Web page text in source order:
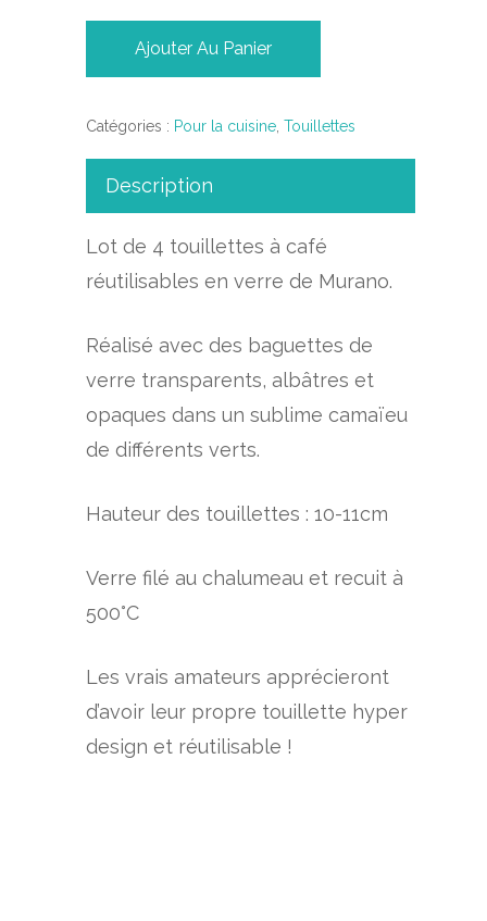
Ajouter Au Panier
Catégories : Pour la cuisine Touillettes
Description
Lot de 4 touillettes à café
réutilisables en verre de Murano.
Réalisé avec des baguettes de
verre transparents, albâtres et
opaques dans un sublime camaïeu
de différents verts.
Hauteur des touillettes : 10-11cm
Verre filé au chalumeau et recuit à
500°C
Les vrais amateurs apprécieront
d’avoir leur propre touillette hyper
design et réutilisable !